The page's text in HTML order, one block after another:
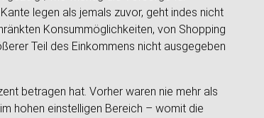
legen als jemals zuvor, geht indes nicht
Konsummöglichkeiten, von Shopping
Teil des Einkommens nicht ausgegeben
betragen hat. Vorher waren nie mehr als
hohen einstelligen Bereich – womit die